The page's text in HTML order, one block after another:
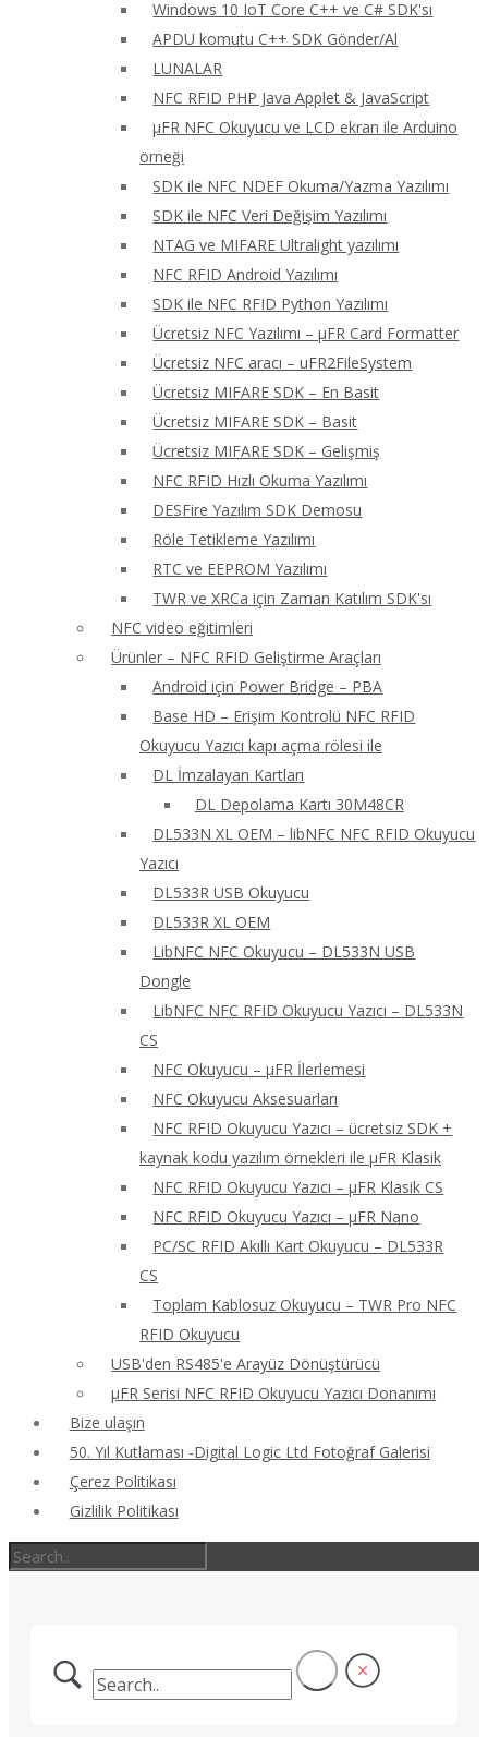
Windows 10 IoT Core C++ ve C# SDK'sı
APDU komutu C++ SDK Gönder/Al
LUNALAR
NFC RFID PHP Java Applet & JavaScript
μFR NFC Okuyucu ve LCD ekran ile Arduino
örneği
SDK ile NFC NDEF Okuma/Yazma Yazılımı
SDK ile NFC Veri Değişim Yazılımı
NTAG ve MIFARE Ultralight yazılımı
NFC RFID Android Yazılımı
SDK ile NFC RFID Python Yazılımı
Ücretsiz NFC Yazılımı – μFR Card Formatter
Ücretsiz NFC aracı – uFR2FileSystem
Ücretsiz MIFARE SDK – En Basit
Ücretsiz MIFARE SDK – Basit
Ücretsiz MIFARE SDK – Gelişmiş
NFC RFID Hızlı Okuma Yazılımı
DESFire Yazılım SDK Demosu
Röle Tetikleme Yazılımı
RTC ve EEPROM Yazılımı
TWR ve XRCa için Zaman Katılım SDK'sı
NFC video eğitimleri
Ürünler – NFC RFID Geliştirme Araçları
Android için Power Bridge – PBA
Base HD – Erişim Kontrolü NFC RFID
Okuyucu Yazıcı kapı açma rölesi ile
DL İmzalayan Kartları
DL Depolama Kartı 30M48CR
DL533N XL OEM – libNFC NFC RFID Okuyucu
Yazıcı
DL533R USB Okuyucu
DL533R XL OEM
LibNFC NFC Okuyucu – DL533N USB
Dongle
LibNFC NFC RFID Okuyucu Yazıcı – DL533N
CS
NFC Okuyucu – μFR İlerlemesi
NFC Okuyucu Aksesuarları
NFC RFID Okuyucu Yazıcı – ücretsiz SDK +
kaynak kodu yazılım örnekleri ile μFR Klasik
NFC RFID Okuyucu Yazıcı – μFR Klasik CS
NFC RFID Okuyucu Yazıcı – μFR Nano
PC/SC RFID Akıllı Kart Okuyucu – DL533R
CS
Toplam Kablosuz Okuyucu – TWR Pro NFC
RFID Okuyucu
USB'den RS485'e Arayüz Dönüştürücü
μFR Serisi NFC RFID Okuyucu Yazıcı Donanımı
Bize ulaşın
50. Yıl Kutlaması -Digital Logic Ltd Fotoğraf Galerisi
Çerez Politikası
Gizlilik Politikası